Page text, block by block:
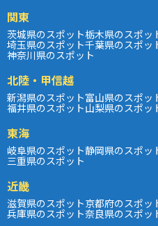
関東
茨城県のスポット栃木県のスポッ
埼玉県のスポット千葉県のスポッ
神奈川県のスポット
北陸・甲信越
新潟県のスポット富山県のスポッ
福井県のスポット山梨県のスポッ
東海
岐阜県のスポット静岡県のスポッ
三重県のスポット
近畿
滋賀県のスポット京都府のスポッ
兵庫県のスポット奈良県のスポッ